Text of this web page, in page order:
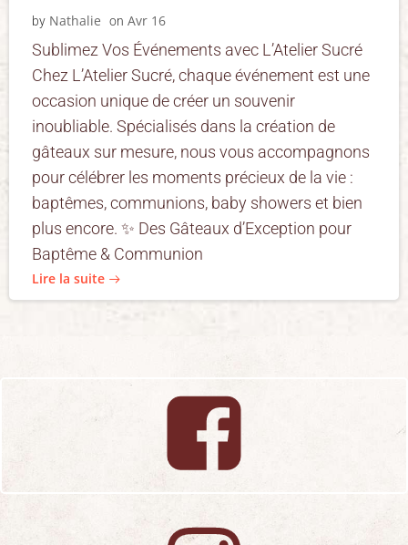
by Nathalie on Avr 16
Sublimez Vos Événements avec L’Atelier Sucré
Chez L’Atelier Sucré, chaque événement est une
occasion unique de créer un souvenir
inoubliable. Spécialisés dans la création de
gâteaux sur mesure, nous vous accompagnons
pour célébrer les moments précieux de la vie :
baptêmes, communions, baby showers et bien
plus encore. ✨ Des Gâteaux d’Exception pour
Baptême & Communion
Lire la suite